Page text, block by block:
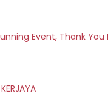
Event, Thank You